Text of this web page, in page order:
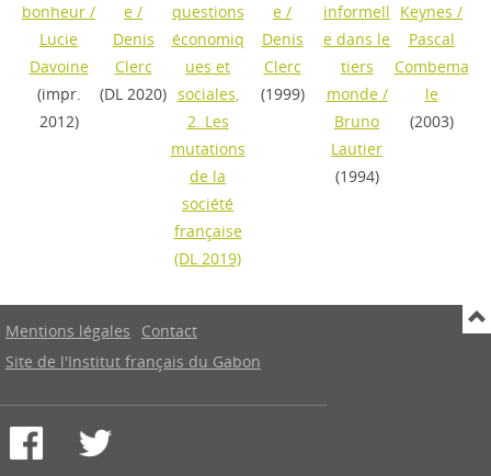
bonheur /
Lucie
Davoine
(impr.
2012)
e /
Denis
Clerc
(DL 2020)
questions
économiq
ues et
sociales,
2. Les
mutations
de la
société
française
(DL 2019)
e /
Denis
Clerc
(1999)
informell
e dans le
tiers
monde/
Bruno
Lautier
(1994)
Keynes /
Pascal
Combema
le
(2003)
Mentions légales
Contact
Site de l'Institut français du Gabon